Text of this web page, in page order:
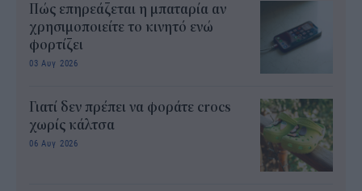
Πώς επηρεάζεται η μπαταρία αν
χρησιμοποιείτε το κινητό ενώ
φορτίζει
03 Αυγ 2026
Γιατί δεν πρέπει να φοράτε crocs
χωρίς κάλτσα
06 Αυγ 2026